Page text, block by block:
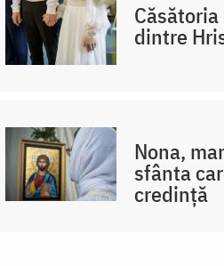
dintre
Nona,
sfânta
credință